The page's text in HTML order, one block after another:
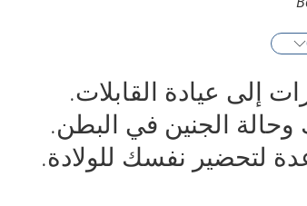
إلى عيادة القابلات.
الجنين في البطن.
لتحضير نفسك للولادة.